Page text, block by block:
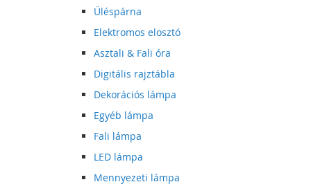
Üléspárna
Elektromos elosztó
Asztali & Fali óra
Digitális rajztábla
Dekorációs lámpa
Egyéb lámpa
Fali lámpa
LED lámpa
Mennyezeti lámpa